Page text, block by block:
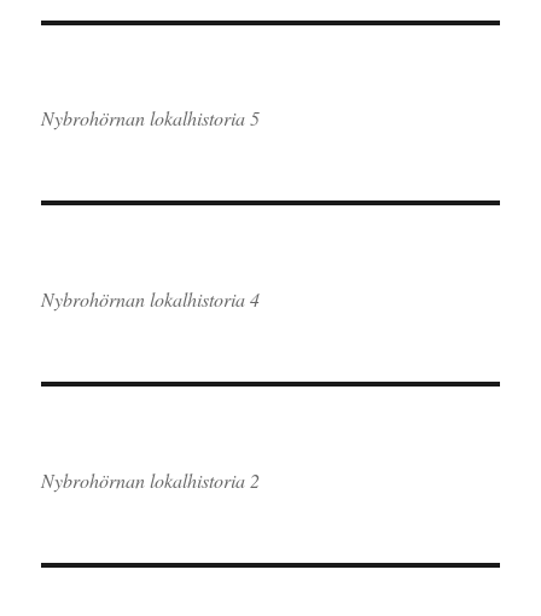
Nybrohörnan lokalhistoria 5
Nybrohörnan lokalhistoria 4
Nybrohörnan lokalhistoria 2